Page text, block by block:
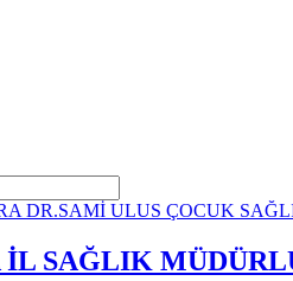
İL SAĞLIK